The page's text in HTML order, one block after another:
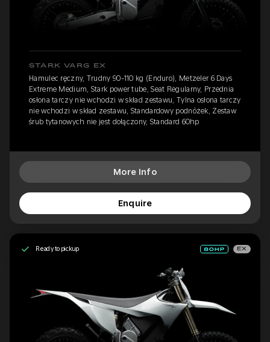
STARK VARG EX
Hamulec ręczny, Trudny 90-110 kg (Enduro), Metzeler 6 Days
Extreme Medium, Stark power tube, Seat Regularny, Przednia
osłona tarczy nie wchodzi w skład zestawu, Tylna osłona tarczy
nie wchodzi w skład zestawu, Standardowy podnóżek, Zestaw
śrub tytanowych nie jest dołączony, Standard 60hp
More Info
Enquire
Ready to pickup EX